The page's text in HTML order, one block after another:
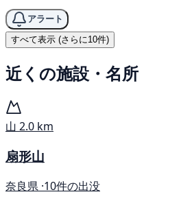
アラート
すべて表示 (さらに10件)
近くの施設・名所
山 2.0 km
扇形山
奈良県 ·10件の出没